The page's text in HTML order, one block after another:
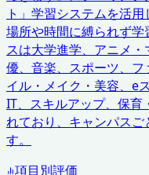
ト」学習システムを活
場所や時間に縛られず
スは大学進学、アニメ
優、音楽、スポーツ、
イル・メイク・美容、e
IT、スキルアップ、保育
れており、キャンパス
す。
項目別評価